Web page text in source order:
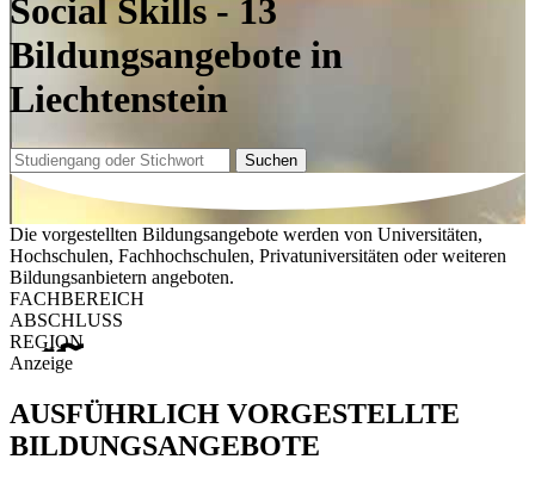
Social Skills - 13
Bildungsangebote in
Liechtenstein
Suchen
Die vorgestellten Bildungsangebote werden von Universitäten,
Hochschulen, Fachhochschulen, Privatuniversitäten oder weiteren
Bildungsanbietern angeboten.
FACHBEREICH
ABSCHLUSS
REGION
Anzeige
AUSFÜHRLICH VORGESTELLTE
BILDUNGSANGEBOTE